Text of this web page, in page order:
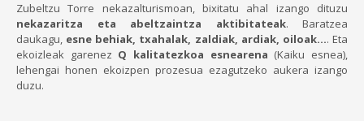
Zubeltzu Torre nekazalturismoan, bixitatu ahal izango dituzu
nekazaritza eta abeltzaintza aktibitateak. Baratzea
daukagu, esne behiak, txahalak, zaldiak, ardiak, oiloak…. Eta
ekoizleak garenez Q kalitatezkoa esnearena (Kaiku esnea),
lehengai honen ekoizpen prozesua ezagutzeko aukera izango
duzu.